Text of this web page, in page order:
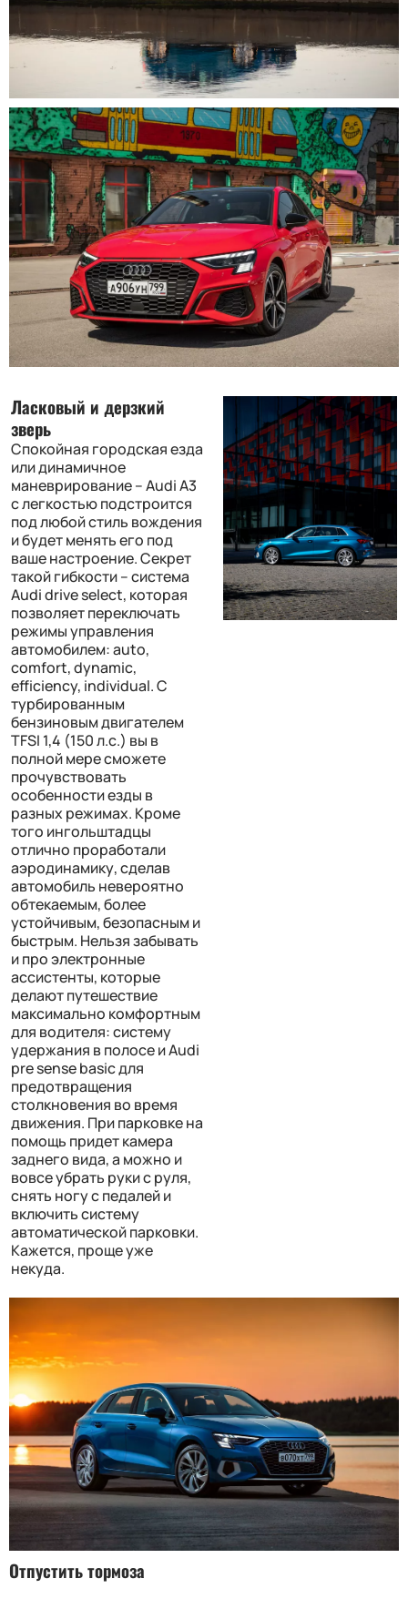
Ласковый и дерзкий
зверь
Спокойная городская езда
или динамичное
маневрирование – Audi A3
с легкостью подстроится
под любой стиль вождения
и будет менять его под
ваше настроение. Секрет
такой гибкости – система
Audi drive select, которая
позволяет переключать
режимы управления
автомобилем: auto,
comfort, dynamic,
efficiency, individual. С
турбированным
бензиновым двигателем
TFSI 1,4 (150 л.с.) вы в
полной мере сможете
прочувствовать
особенности езды в
разных режимах. Кроме
того ингольштадцы
отлично проработали
аэродинамику, сделав
автомобиль невероятно
обтекаемым, более
устойчивым, безопасным и
быстрым. Нельзя забывать
и про электронные
ассистенты, которые
делают путешествие
максимально комфортным
для водителя: систему
удержания в полосе и Audi
pre sense basic для
предотвращения
столкновения во время
движения. При парковке на
помощь придет камера
заднего вида, а можно и
вовсе убрать руки с руля,
снять ногу с педалей и
включить систему
автоматической парковки.
Кажется, проще уже
некуда.
Отпустить тормоза